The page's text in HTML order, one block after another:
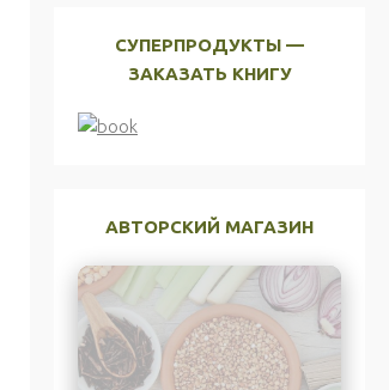
СУПЕРПРОДУКТЫ —
ЗАКАЗАТЬ КНИГУ
АВТОРСКИЙ МАГАЗИН